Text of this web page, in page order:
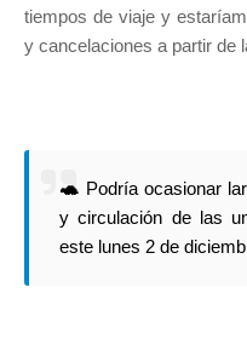
tiempos de viaje y
y cancelaciones a partir de
🐢 Podría ocasionar
y circulación de las
este lunes 2 de